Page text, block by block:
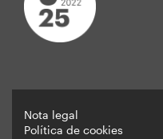
Nota legal
Política de cookies